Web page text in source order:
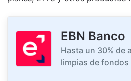
EBN Banco
Hasta un 30% de
limpias de fondos